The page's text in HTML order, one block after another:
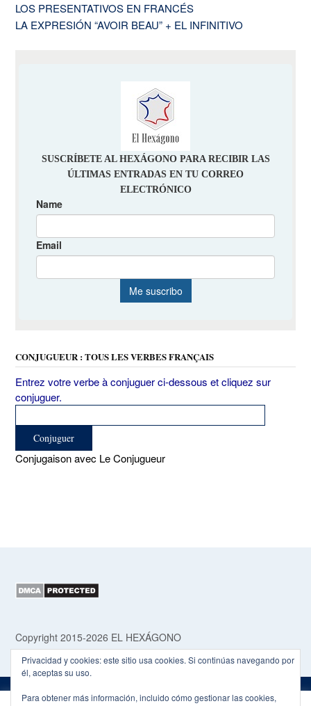
LOS PRESENTATIVOS EN FRANCÉS
LA EXPRESIÓN “AVOIR BEAU” + EL INFINITIVO
CONJUGUEUR : TOUS LES VERBES FRANÇAIS
Entrez votre verbe à conjuguer ci-dessous et cliquez sur
conjuguer.
Conjugaison avec Le Conjugueur
Copyright 2015-2026 EL HEXÁGONO
Privacidad y cookies: este sitio usa cookies. Si continúas navegando por
él, aceptas su uso.
Para obtener más información, incluido cómo gestionar las cookies,